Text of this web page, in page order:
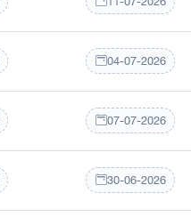
04-07-2026
07-07-2026
30-06-2026